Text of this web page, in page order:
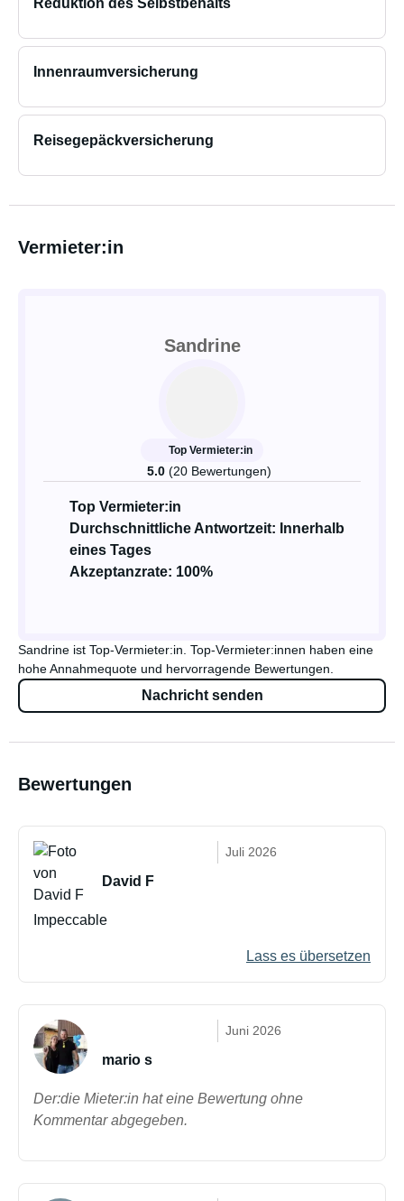
Reduktion des Selbstbehalts
Innenraumversicherung
Reisegepäckversicherung
Vermieter:in
Sandrine
Top Vermieter:in
5.0 (20 Bewertungen)
Top Vermieter:in
Durchschnittliche Antwortzeit: Innerhalb
eines Tages
Akzeptanzrate: 100%
Sandrine ist Top-Vermieter:in. Top-Vermieter:innen haben eine
hohe Annahmequote und hervorragende Bewertungen.
Nachricht senden
Bewertungen
Juli 2026
David F
Impeccable
Lass es übersetzen
Juni 2026
mario s
Der:die Mieter:in hat eine Bewertung ohne
Kommentar abgegeben.